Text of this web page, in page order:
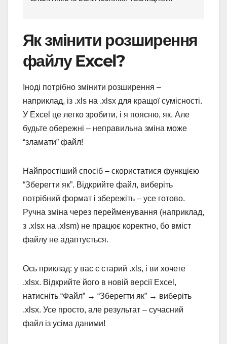
Як змінити розширення
файлу Excel?
Іноді потрібно змінити розширення –
наприклад, із .xls на .xlsx для кращої сумісності.
У Excel це легко зробити, і я поясню, як. Але
будьте обережні – неправильна зміна може
“зламати” файл!
Найпростіший спосіб – скористатися функцією
“Зберегти як”. Відкрийте файл, виберіть
потрібний формат і збережіть – усе готово.
Ручна зміна через перейменування (наприклад,
з .xlsx на .xlsm) не працює коректно, бо вміст
файлу не адаптується.
Ось приклад: у вас є старий .xls, і ви хочете
.xlsx. Відкрийте його в новій версії Excel,
натисніть “Файл” → “Зберегти як” → виберіть
.xlsx. Усе просто, але результат – сучасний
файл із усіма даними!